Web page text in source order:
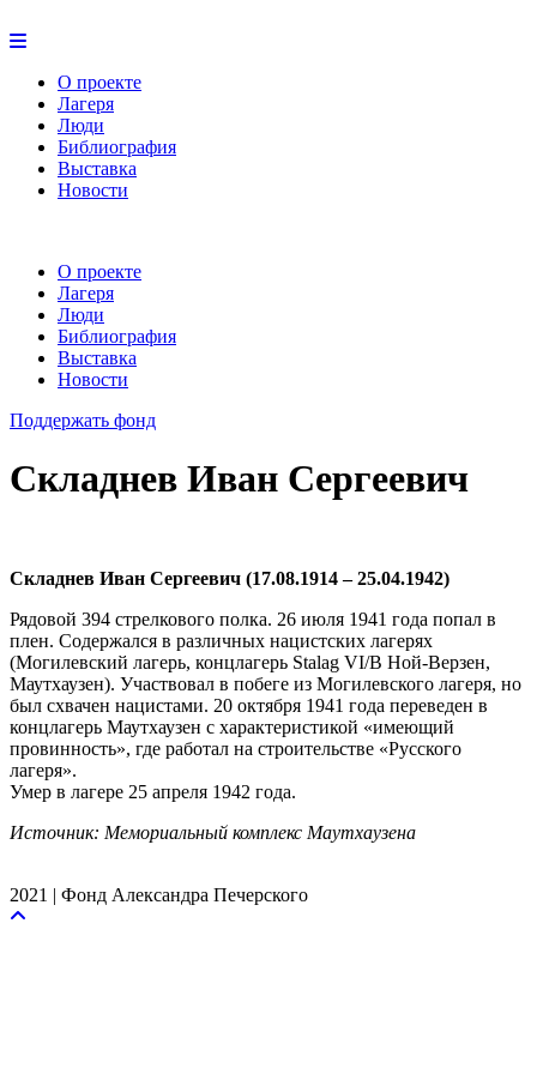
О проекте
Лагеря
Люди
Библиография
Выставка
Новости
О проекте
Лагеря
Люди
Библиография
Выставка
Новости
Поддержать фонд
Складнев Иван Сергеевич
Складнев Иван Сергеевич (17.08.1914 – 25.04.1942)
Рядовой 394 стрелкового полка. 26 июля 1941 года попал в
плен. Содержался в различных нацистских лагерях
(Могилевский лагерь, концлагерь Stalag VI/B Ной-Верзен,
Маутхаузен). Участвовал в побеге из Могилевского лагеря, но
был схвачен нацистами. 20 октября 1941 года переведен в
концлагерь Маутхаузен с характеристикой «имеющий
провинность», где работал на строительстве «Русского
лагеря».
Умер в лагере 25 апреля 1942 года.
Источник: Мемориальный комплекс Маутхаузена
2021 | Фонд Александра Печерского